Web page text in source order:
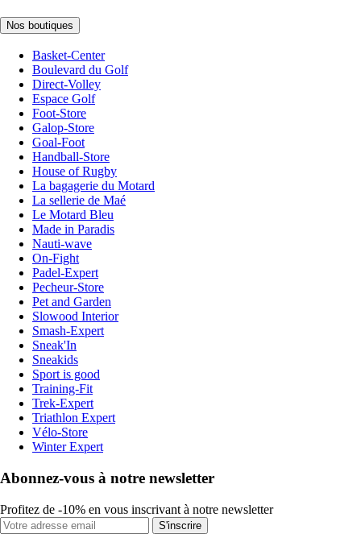
Nos boutiques
Basket-Center
Boulevard du Golf
Direct-Volley
Espace Golf
Foot-Store
Galop-Store
Goal-Foot
Handball-Store
House of Rugby
La bagagerie du Motard
La sellerie de Maé
Le Motard Bleu
Made in Paradis
Nauti-wave
On-Fight
Padel-Expert
Pecheur-Store
Pet and Garden
Slowood Interior
Smash-Expert
Sneak'In
Sneakids
Sport is good
Training-Fit
Trek-Expert
Triathlon Expert
Vélo-Store
Winter Expert
Abonnez-vous à notre newsletter
Profitez de -10% en vous inscrivant à notre newsletter
S'inscrire